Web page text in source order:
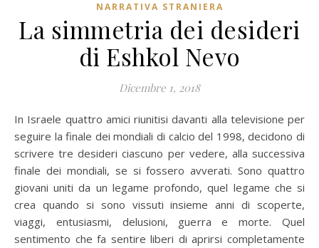
NARRATIVA STRANIERA
La simmetria dei desideri
di Eshkol Nevo
Dicembre 1, 2018
In Israele quattro amici riunitisi davanti alla televisione per
seguire la finale dei mondiali di calcio del 1998, decidono di
scrivere tre desideri ciascuno per vedere, alla successiva
finale dei mondiali, se si fossero avverati. Sono quattro
giovani uniti da un legame profondo, quel legame che si
crea quando si sono vissuti insieme anni di scoperte,
viaggi, entusiasmi, delusioni, guerra e morte. Quel
sentimento che fa sentire liberi di aprirsi completamente